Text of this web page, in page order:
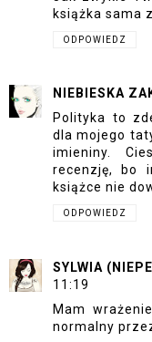
książka sama
ODPOWIEDZ
NIEBIESKA
Polityka to
dla mojego
imieniny.
recenzję, bo
książce nie
ODPOWIEDZ
SYLWIA
11:19
Mam
normalny